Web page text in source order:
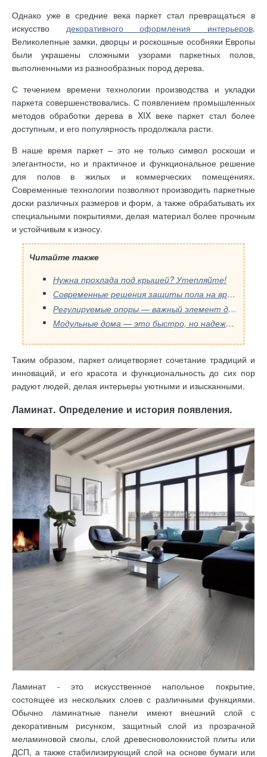
Однако уже в средние века паркет стал превращаться в
искусство декоративного оформления интерьеров.
Великолепные замки, дворцы и роскошные особняки Европы
были украшены сложными узорами паркетных полов,
выполненными из разнообразных пород дерева.
С течением времени технологии производства и укладки
паркета совершенствовались. С появлением промышленных
методов обработки дерева в XIX веке паркет стал более
доступным, и его популярность продолжала расти.
В наше время паркет – это не только символ роскоши и
элегантности, но и практичное и функциональное решение
для полов в жилых и коммерческих помещениях.
Современные технологии позволяют производить паркетные
доски различных размеров и форм, а также обрабатывать их
специальными покрытиями, делая материал более прочным
и устойчивым к износу.
Читайте также
Нужна прохлада под крышей? Утепляйте!
Современные решения защиты пола на время ремонта
Регулируемые опоры — важный элемент для установки террасы своими руками
Модульные дома — это быстро, но надежно ли? Разбираем «начинку»: кровельный пирог и магию мембран
Таким образом, паркет олицетворяет сочетание традиций и
инноваций, и его красота и функциональность до сих пор
радуют людей, делая интерьеры уютными и изысканными.
Ламинат. Определение и история появления.
Ламинат - это искусственное напольное покрытие,
состоящее из нескольких слоев с различными функциями.
Обычно ламинатные панели имеют внешний слой с
декоративным рисунком, защитный слой из прозрачной
меламиновой смолы, слой древесноволокнистой плиты или
ДСП, а также стабилизирующий слой на основе бумаги или